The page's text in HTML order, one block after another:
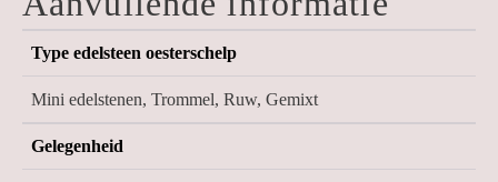
Type edelsteen oesterschelp
Mini edelstenen, Trommel, Ruw, Gemixt
Gelegenheid